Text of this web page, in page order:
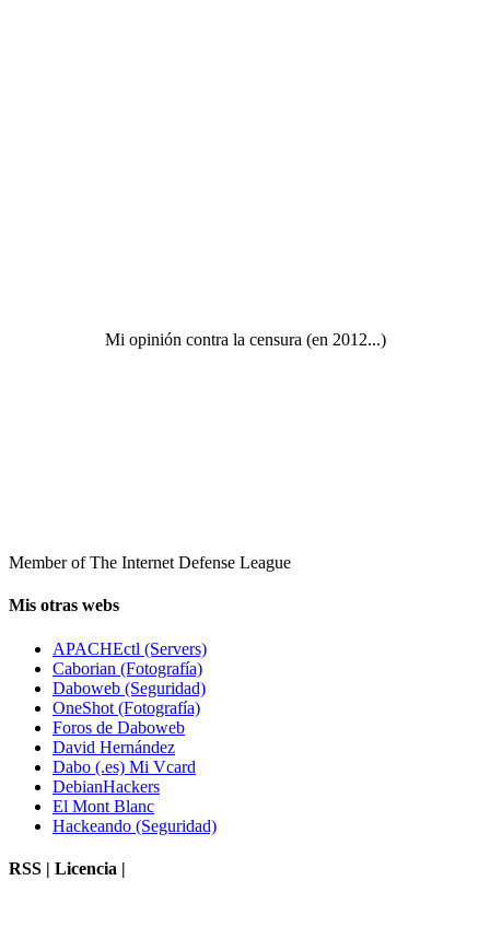
Mi opinión contra la censura (en 2012...)
Member of The Internet Defense League
Mis otras webs
APACHEctl (Servers)
Caborian (Fotografía)
Daboweb (Seguridad)
OneShot (Fotografía)
Foros de Daboweb
David Hernández
Dabo (.es) Mi Vcard
DebianHackers
El Mont Blanc
Hackeando (Seguridad)
RSS | Licencia |